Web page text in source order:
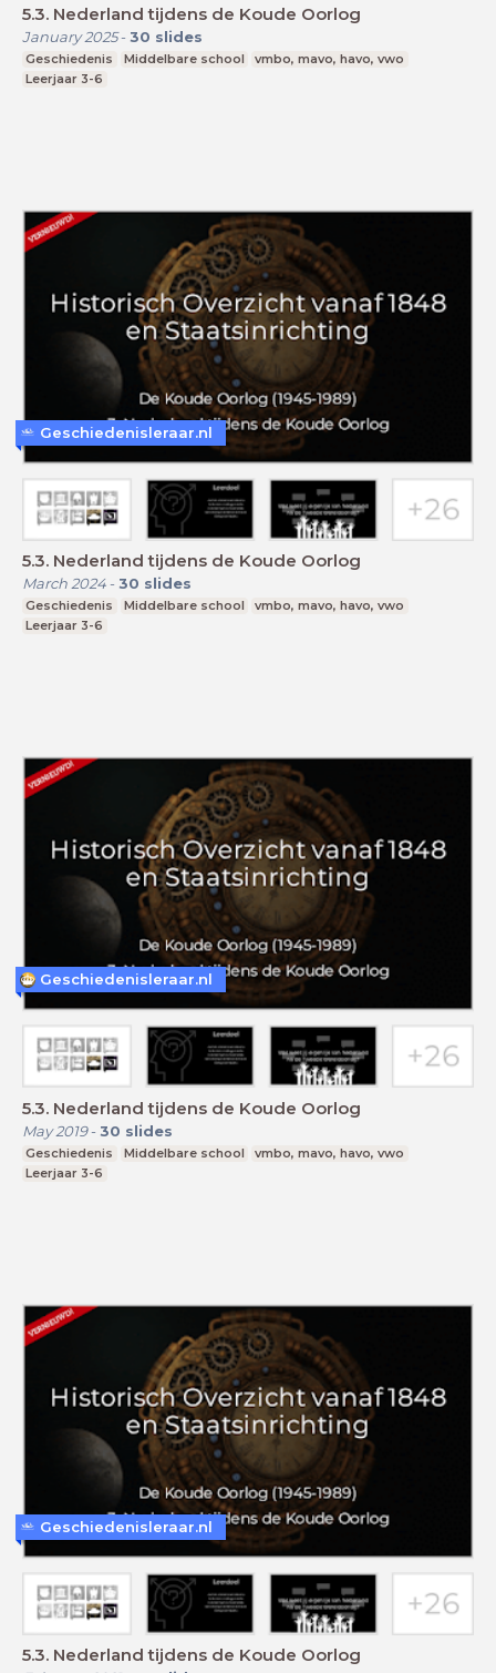
5.3. Nederland tijdens de Koude Oorlog
January 2025- 30 slides
Geschiedenis Middelbare school
vmbo, mavo, havo, vwo
Leerjaar 3-6
5.3. Nederland tijdens de Koude Oorlog
March 2024- 30 slides
Geschiedenis Middelbare school
vmbo, mavo, havo, vwo
Leerjaar 3-6
Geschiedenisleraar.nl
5.3. Nederland tijdens de Koude Oorlog
May 2019- 30 slides
Geschiedenis Middelbare school
vmbo, mavo, havo, vwo
Leerjaar 3-6
Geschiedenisleraar.nl
5.3. Nederland tijdens de Koude Oorlog
Geschiedenisleraar.nl